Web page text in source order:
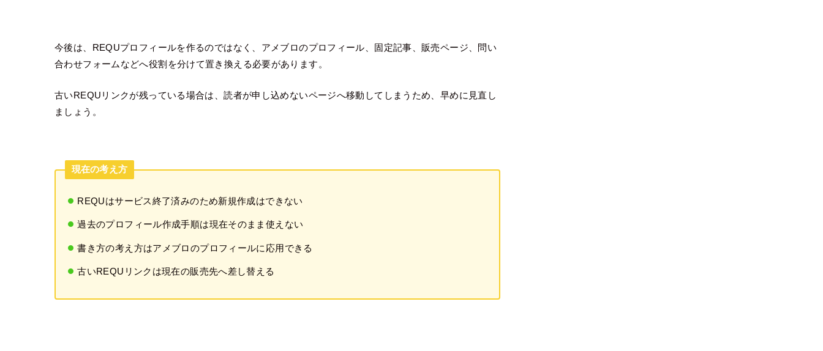
今後は、REQUプロフィールを作るのではなく、アメブロのプロフィール、固定記事、販売ページ、問い
合わせフォームなどへ役割を分けて置き換える必要があります。
古いREQUリンクが残っている場合は、読者が申し込めないページへ移動してしまうため、早めに見直し
ましょう。
現在の考え方
REQUはサービス終了済みのため新規作成はできない
過去のプロフィール作成手順は現在そのまま使えない
書き方の考え方はアメブロのプロフィールに応用できる
古いREQUリンクは現在の販売先へ差し替える